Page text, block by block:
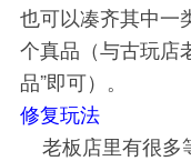
也可以凑齐其中一
个真品（与古玩店
品”即可）。
修复玩法
老板店里有很多